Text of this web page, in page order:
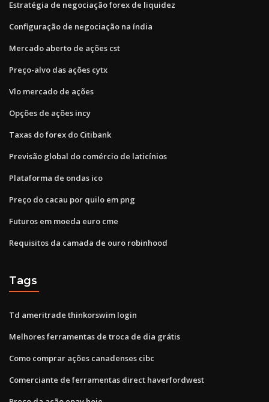
Estratégia de negociação forex de liquidez
Configuração de negociação na índia
Mercado aberto de ações cst
Preço-alvo das ações cytx
Vlo mercado de ações
Opções de ações incy
Taxas do forex do Citibank
Previsão global do comércio de laticínios
Plataforma de ondas ico
Preço do cacau por quilo em png
Futuros em moeda euro cme
Requisitos da camada de ouro robinhood
Tags
Td ameritrade thinkorswim login
Melhores ferramentas de troca de dia grátis
Como comprar ações canadenses cibc
Comerciante de ferramentas direct haverfordwest